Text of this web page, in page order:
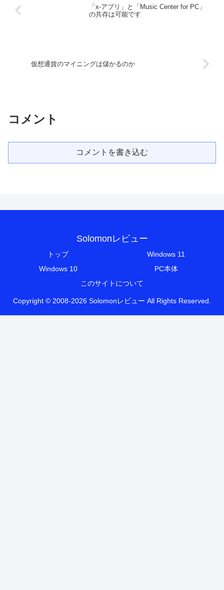
「x-アプリ」と「Music Center for PC」
の共存は可能です
仮想通貨のマイニングは儲かるのか
コメント
コメントを書き込む
Solomonレビュー
トップ
Windows 11
Windows 10
PC本体
このサイトについて
Copyright © 2008-2026 Solomonレビュー All Rights Reserved.